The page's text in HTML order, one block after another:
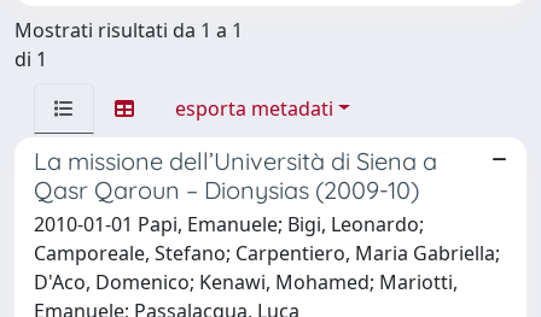
Mostrati risultati da 1 a 1
di 1
esporta metadati
La missione dell’Università di Siena a
Qasr Qaroun – Dionysias (2009-10)
2010-01-01 Papi, Emanuele; Bigi, Leonardo;
Camporeale, Stefano; Carpentiero, Maria Gabriella;
D'Aco, Domenico; Kenawi, Mohamed; Mariotti,
Emanuele; Passalacqua, Luca